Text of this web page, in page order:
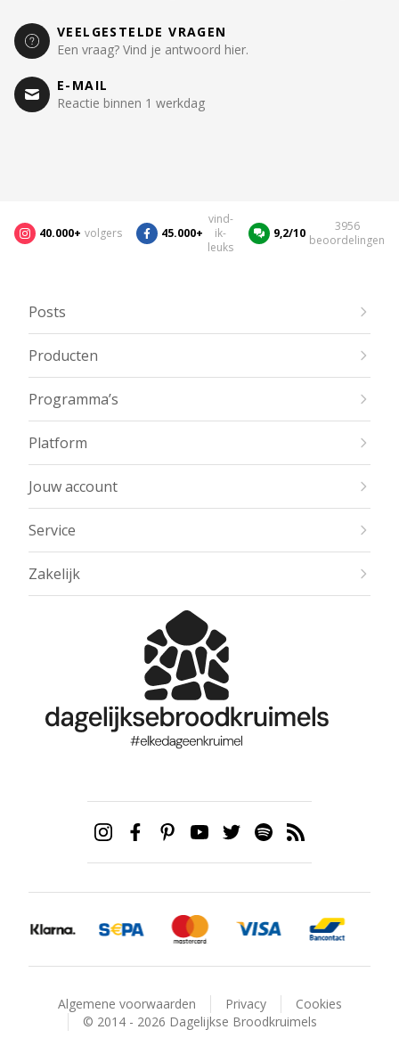
VEELGESTELDE VRAGEN
Een vraag? Vind je antwoord hier.
E-MAIL
Reactie binnen 1 werkdag
40.000+ volgers 45.000+
vind-
ik-
leuks
9,2/10
3956
beoordelingen
Posts
Producten
Programma’s
Platform
Jouw account
Service
Zakelijk
Algemene voorwaarden Privacy
Cookies
© 2014 - 2026 Dagelijkse Broodkruimels